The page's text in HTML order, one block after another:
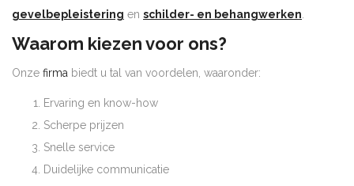
gevelbepleistering en schilder- en behangwerken.
Waarom kiezen voor ons?
Onze firma biedt u tal van voordelen, waaronder:
Ervaring en know-how
Scherpe prijzen
Snelle service
Duidelijke communicatie